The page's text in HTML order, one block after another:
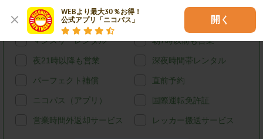
WEBより最大30％お得！
公式アプリ「ニコパス」
開く
宅配レンタカー ウィークリーレンタル
マンスリーレンタル 朝7時以前も営業
夜21時以降も営業 深夜時間帯レンタル
パーフェクト補償 直前予約
ニコパス（アプリ） 国際運転免許証
営業時間外返却サービス レッカー搬送サービス